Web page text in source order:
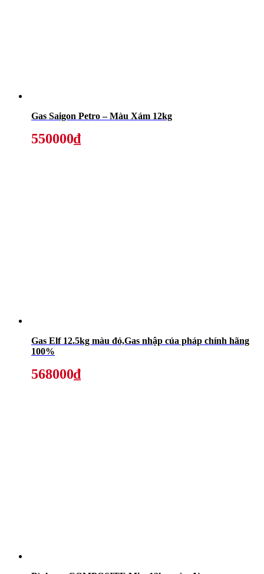
Gas Saigon Petro – Màu Xám 12kg
550000₫
Gas Elf 12.5kg màu đỏ,Gas nhập của pháp chính hãng
100%
568000₫